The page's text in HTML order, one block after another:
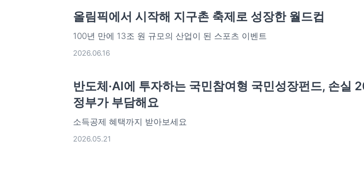
올림픽에서 시작해 지구촌 축제로 성장한 월드컵
100년 만에 13조 원 규모의 산업이 된 스포츠 이벤트
2026.06.16
반도체·AI에 투자하는 국민참여형 국민성장펀드, 손실
정부가 부담해요
소득공제 혜택까지 받아보세요
2026.05.21